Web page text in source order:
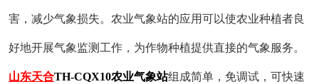
害，减少气象损失。农业气象站的应用可以使农业种植者良
好地开展气象监测工作，为作物种植提供直接的气象服务。
山东天合TH-CQX10农业气象站组成简单，免调试，可快速